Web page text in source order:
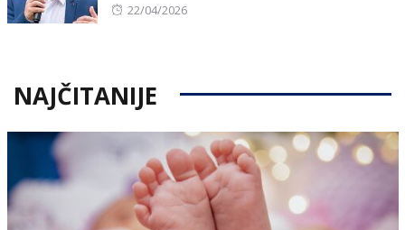
Posted
22/04/2026
NAJČITANIJE